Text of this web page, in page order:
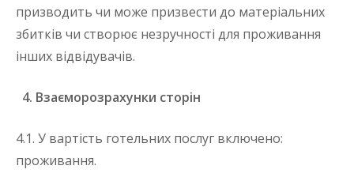
призводить чи може призвести до матеріальних
збитків чи створює незручності для проживання
інших відвідувачів.
4. Взаєморозрахунки сторін
4.1. У вартість готельних послуг включено:
проживання.